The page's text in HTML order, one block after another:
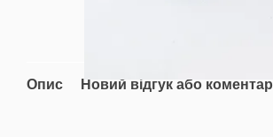
Опис Новий відгук або коментар